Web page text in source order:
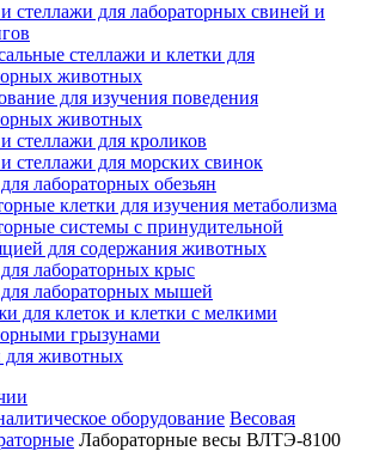
стеллажи для лабораторных свиней и
стеллажи и клетки для
животных
для изучения поведения
животных
стеллажи для кроликов
стеллажи для морских свинок
лабораторных обезьян
клетки для изучения метаболизма
системы с принудительной
для содержания животных
лабораторных крыс
лабораторных мышей
для клеток и клетки с мелкими
грызунами
животных
оборудование Весовая
Лабораторные весы ВЛТЭ-8100